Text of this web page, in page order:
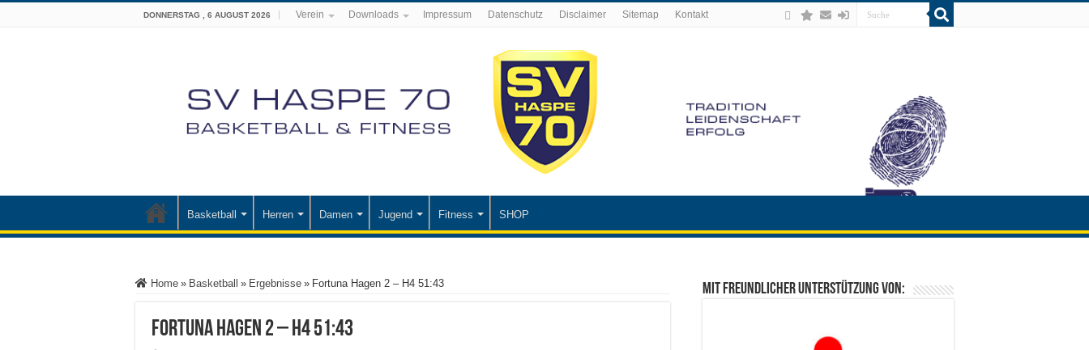
DONNERSTAG , 6 AUGUST 2026 Verein Downloads Impressum Datenschutz Disclaimer Sitemap Kontakt
Basketball Herren Damen Jugend Fitness SHOP
Home » Basketball » Ergebnisse » Fortuna Hagen 2 – H4 51:43
Fortuna Hagen 2 – H4 51:43
Mit freundlicher Unterstützung von: